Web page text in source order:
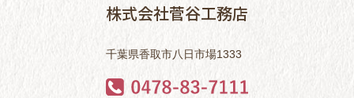
株式会社菅谷工務店
千葉県香取市八日市場1333